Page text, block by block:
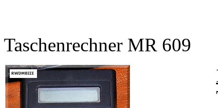
Taschenrechner MR 609